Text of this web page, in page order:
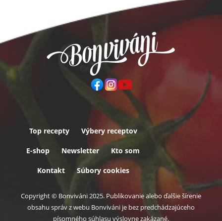
Päta
Top recepty Výbery receptov
E-shop Newsletter Kto som
Kontakt Súbory cookies
Copyright © Bonviváni 2025. Publikovanie alebo ďalšie šírenie
obsahu správ z webu Bonviváni je bez predchádzajúceho
písomného súhlasu výslovne zakázané.